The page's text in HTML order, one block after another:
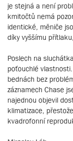
je stejná a není
kmitočtů nemá
identické, měniče
díky vyššímu
Poslech na
poťouchlé
bednách bez
záznamech Chase
najednou objevil
klimatizace,
kvadrofonní